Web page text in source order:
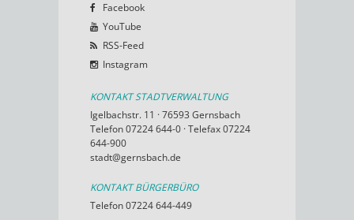
Facebook
YouTube
RSS-Feed
Instagram
KONTAKT STADTVERWALTUNG
Igelbachstr. 11 · 76593 Gernsbach
Telefon 07224 644-0 · Telefax 07224
644-900
stadt@gernsbach.de
KONTAKT BÜRGERBÜRO
Telefon 07224 644-449